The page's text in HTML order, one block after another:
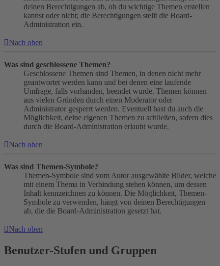
deinen Berechtigungen ab, ob du wichtige Themen erstellen
kannst oder nicht; die Berechtigungen stellt die Board-
Administration ein.
Nach oben
Was sind geschlossene Themen?
Geschlossene Themen sind Themen, in denen nicht mehr
geantwortet werden kann und bei denen eine laufende
Umfrage, falls vorhanden, beendet wurde. Themen können
aus vielen Gründen durch einen Moderator oder
Administrator gesperrt werden. Eventuell hast du auch die
Möglichkeit, deine eigenen Themen zu schließen, sofern dies
durch die Board-Administration erlaubt wurde.
Nach oben
Was sind Themen-Symbole?
Themen-Symbole sind vom Autor ausgewählte Bilder, welche
mit einem Thema in Verbindung stehen können, um dessen
Inhalt kennzeichnen zu können. Die Möglichkeit, Themen-
Symbole zu verwenden, hängt von deinen Berechtigungen
ab, die die Board-Administration gesetzt hat.
Nach oben
Benutzer-Stufen und Gruppen